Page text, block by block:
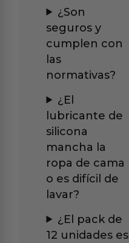
¿Son
seguros y
cumplen con
las
normativas?
¿El
lubricante de
silicona
mancha la
ropa de cama
o es difícil de
lavar?
¿El pack de
12 unidades es